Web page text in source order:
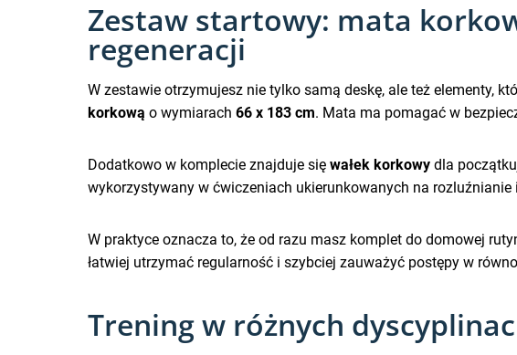
Zestaw startowy: mata
regeneracji
W zestawie otrzymujesz nie tylko samą deskę, ale też elementy,
korkową o wymiarach 66 x 183 cm. Mata ma pomagać w
Dodatkowo w komplecie znajduje się wałek korkowy dla
wykorzystywany w ćwiczeniach ukierunkowanych na
W praktyce oznacza to, że od razu masz komplet do domowej
łatwiej utrzymać regularność i szybciej zauważyć postępy w
Trening w różnych